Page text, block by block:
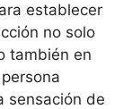
establecer
no solo
también en
sensación de